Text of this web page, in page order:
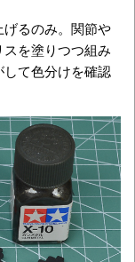
るのみ。関節や
を塗りつつ組み
して色分けを確認